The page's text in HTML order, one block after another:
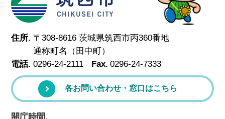
住所. 〒308-8616 茨城県筑西市丙360番地
通称町名（田中町）
電話. 0296-24-2111 Fax. 0296-24-7333
各お問い合わせ・窓口はこちら
開庁時間.